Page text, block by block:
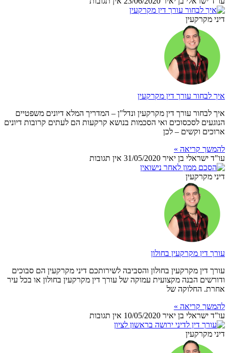
דיני מקרקעין
איך לבחור עורך דין מקרקעין
איך לבחור עורך דין מקרקעין ונדל"ן – המדריך המלא דיונים משפטיים
הנוגעים לסכסוכים ואי הסכמות בנושא קרקעות הם לעתים קרובות דיונים
ארוכים וקשים – לכן
להמשך קריאה »
עו"ד ישראלי בן יאיר 31/05/2020 אין תגובות
דיני מקרקעין
עורך דין מקרקעין בחולון
עורך דין מקרקעין בחולון והסביבה לשירותכם דיני מקרקעין הם סבוכים
ודורשים הבנה מקצועית עמוקה של עורך דין מקרקעין בחולון או בכל עיר
אחרת. החלוקה של
להמשך קריאה »
עו"ד ישראלי בן יאיר 10/05/2020 אין תגובות
דיני מקרקעין